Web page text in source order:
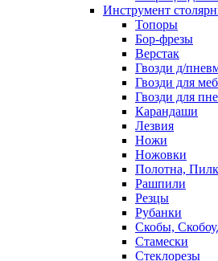
Инструмент
Топоры
Бор-фрезы
Верстак
Гвозди д/
Гвозди для
Гвозди для
Карандаши
Лезвия
Ножи
Ножовки
Полотна,
Рашпили
Резцы
Рубанки
Скобы,
Стамески
Стеклорезы